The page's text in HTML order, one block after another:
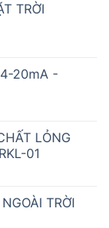
TRỜI
20mA -
LỎNG
01
TRỜI